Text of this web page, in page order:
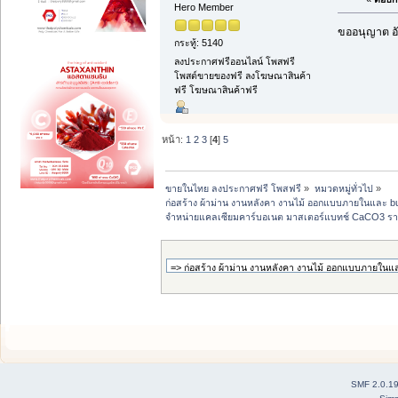
Hero Member
กระทู้: 5140
ลงประกาศฟรีออนไลน์ โพสฟรี
โพสต์ขายของฟรี ลงโฆษณาสินค้า
ฟรี โฆษณาสินค้าฟรี
ขออนุญาต
หน้า: 1 2 3 [4]5
ขายในไทย ลงประกาศฟรี โพสฟรี » หมวดหมู่ทั่วไป »
ก่อสร้าง ผ้าม่าน งานหลังคา งานไม้ ออกแบบภายในและ
จำหน่ายแคลเซียมคาร์บอเนต มาสเตอร์แบทช์ CaCO3 ร
SMF 2.0.19